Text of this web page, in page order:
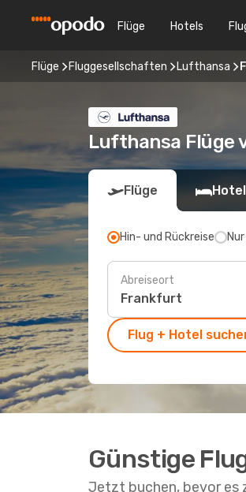
Flüge Hotels
Flüge Fluggesellschaften Lufthansa
Lufthansa Flüge
Flüge
Hin- und Rückreise
Abreiseort
Flug + Hotel
Günstige
Jetzt buchen, bevor es